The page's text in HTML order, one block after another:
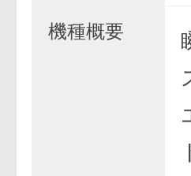
機種概要